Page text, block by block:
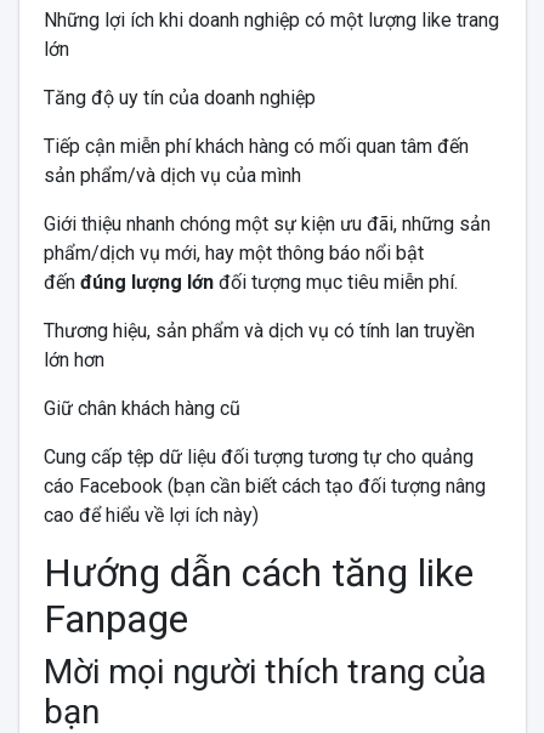
Những lợi ích khi doanh nghiệp có một lượng like trang
lớn
Tăng độ uy tín của doanh nghiệp
Tiếp cận miễn phí khách hàng có mối quan tâm đến
sản phẩm/và dịch vụ của mình
Giới thiệu nhanh chóng một sự kiện ưu đãi, những sản
phẩm/dịch vụ mới, hay một thông báo nổi bật
đến đúng lượng lớnđối tượng mục tiêu miễn phí.
Thương hiệu, sản phẩm và dịch vụ có tính lan truyền
lớn hơn
Giữ chân khách hàng cũ
Cung cấp tệp dữ liệu đối tượng tương tự cho quảng
cáo Facebook (bạn cần biết cách tạo đối tượng nâng
cao để hiểu về lợi ích này)
Hướng dẫn cách tăng like
Fanpage
Mời mọi người thích trang của
bạn